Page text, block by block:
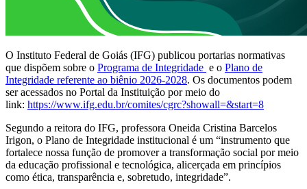
O Instituto Federal de Goiás (IFG) publicou portarias normativas
que dispõem sobre o Programa de Integridade e o Plano de
Integridade referente ao biênio 2026-2028. Os documentos podem
ser acessados no Portal da Instituição por meio do
link: https://www.ifg.edu.br/comites/cgrc?showall=&start=8
Segundo a reitora do IFG, professora Oneida Cristina Barcelos
Irigon, o Plano de Integridade institucional é um “instrumento que
fortalece nossa função de promover a transformação social por meio
da educação profissional e tecnológica, alicerçada em princípios
como ética, transparência e, sobretudo, integridade”.